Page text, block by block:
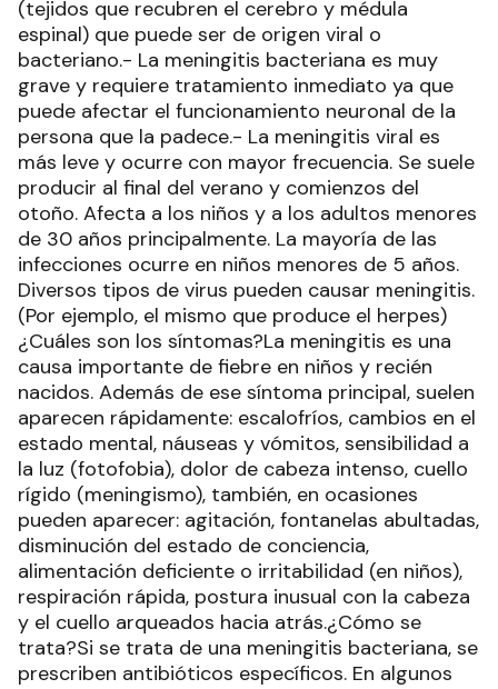
(tejidos que recubren el cerebro y médula
espinal) que puede ser de origen viral o
bacteriano.- La meningitis bacteriana es muy
grave y requiere tratamiento inmediato ya que
puede afectar el funcionamiento neuronal de la
persona que la padece.- La meningitis viral es
más leve y ocurre con mayor frecuencia. Se suele
producir al final del verano y comienzos del
otoño. Afecta a los niños y a los adultos menores
de 30 años principalmente. La mayoría de las
infecciones ocurre en niños menores de 5 años.
Diversos tipos de virus pueden causar meningitis.
(Por ejemplo, el mismo que produce el herpes)
¿Cuáles son los síntomas?La meningitis es una
causa importante de fiebre en niños y recién
nacidos. Además de ese síntoma principal, suelen
aparecen rápidamente: escalofríos, cambios en el
estado mental, náuseas y vómitos, sensibilidad a
la luz (fotofobia), dolor de cabeza intenso, cuello
rígido (meningismo), también, en ocasiones
pueden aparecer: agitación, fontanelas abultadas,
disminución del estado de conciencia,
alimentación deficiente o irritabilidad (en niños),
respiración rápida, postura inusual con la cabeza
y el cuello arqueados hacia atrás.¿Cómo se
trata?Si se trata de una meningitis bacteriana, se
prescriben antibióticos específicos. En algunos